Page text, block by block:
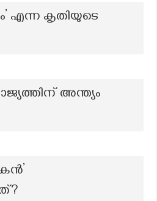
എന്ന കൃതിയുടെ
അന്ത്യം